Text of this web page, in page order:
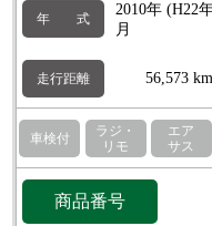
年 式
2010年 (H22
月
走行距離 56,573 km
車検付
ラジ・
リモ
エア
サス
商品番号